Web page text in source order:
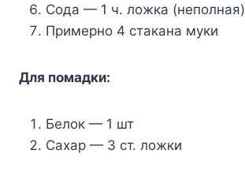
Сода — 1 ч. ложка (неполная)
Примерно 4 стакана муки
Для помадки:
Белок — 1 шт
Сахар — 3 ст. ложки